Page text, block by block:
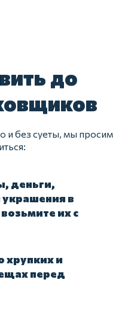
до
и без суеты, мы просим
деньги,
в
их с
хрупких и
перед